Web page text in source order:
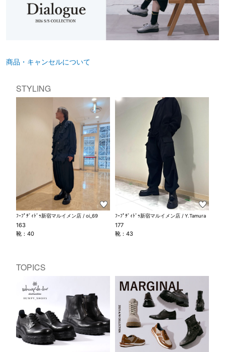
商品・キャンセルについて
STYLING
ﾌｰﾌﾟﾃﾞｨﾄﾞｩ新宿マルイメン店 / oi_69
163
靴：40
ﾌｰﾌﾟﾃﾞｨﾄﾞｩ新宿マルイメン店 / Y.Tamura
177
靴：43
TOPICS